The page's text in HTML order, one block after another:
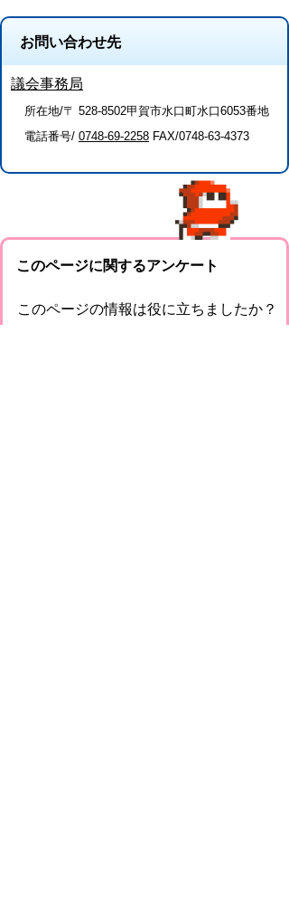
お問い合わせ先
議会事務局
所在地/〒 528-8502甲賀市水口町水口6053番地
電話番号/ 0748-69-2258 FAX/0748-63-4373
このページに関するアンケート
このページの情報は役に立ちましたか？